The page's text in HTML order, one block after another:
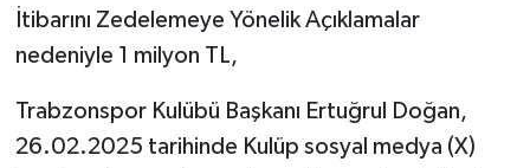
İtibarını Zedelemeye Yönelik Açıklamalar
nedeniyle 1 milyon TL,
Trabzonspor Kulübü Başkanı Ertuğrul Doğan,
26.02.2025 tarihinde Kulüp sosyal medya (X)
Yeme-İçme